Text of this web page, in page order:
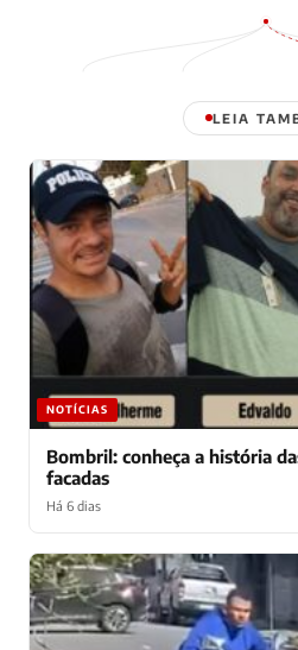
LEIA
NOTÍCIAS
Bombril: conheça a história
facadas
Há 6 dias